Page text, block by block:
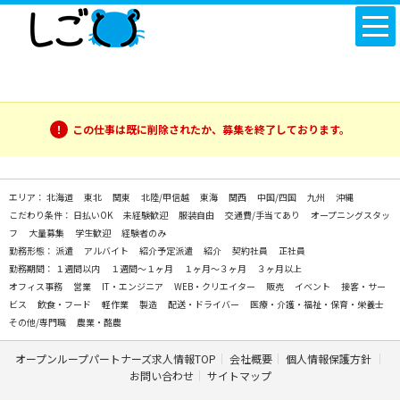
この仕事は既に削除されたか、募集を終了しております。
エリア： 北海道 東北 関東 北陸/甲信越 東海 関西 中国/四国 九州
沖縄
こだわり条件： 日払いOK 未経験歓迎 服装自由 交通費/手当てあり
オープニングスタッ
フ
大量募集 学生歓迎
経験者のみ
勤務形態： 派遣 アルバイト 紹介予定派遣 紹介 契約社員
正社員
勤務期間： １週間以内 １週間～１ヶ月 １ヶ月～３ヶ月
３ヶ月以上
オフィス事務
営業 IT・エンジニア WEB・クリエイター 販売 イベント
接客・サー
ビス
飲食・フード 軽作業 製造 配送・ドライバー
医療・介護・福祉・保育・栄養士
その他/専門職
農業・酪農
オープンループパートナーズ求人情報TOP 会社概要
個人情報保護方針
お問い合わせ
サイトマップ